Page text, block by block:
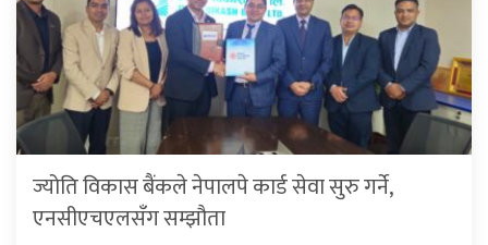
ज्योति विकास बैंकले नेपालपे कार्ड सेवा सुरु गर्ने,
एनसीएचएलसँग सम्झौता